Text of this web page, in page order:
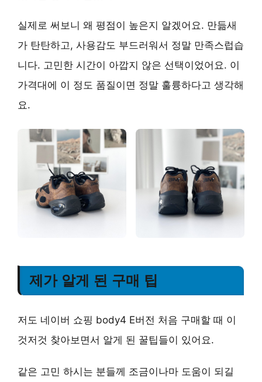
실제로 써보니 왜 평점이 높은지 알겠어요. 만듦새
가 탄탄하고, 사용감도 부드러워서 정말 만족스럽습
니다. 고민한 시간이 아깝지 않은 선택이었어요. 이
가격대에 이 정도 품질이면 정말 훌륭하다고 생각해
요.
제가 알게 된 구매 팁
저도 네이버 쇼핑 body4 E버전 처음 구매할 때 이
것저것 찾아보면서 알게 된 꿀팁들이 있어요.
같은 고민 하시는 분들께 조금이나마 도움이 되길